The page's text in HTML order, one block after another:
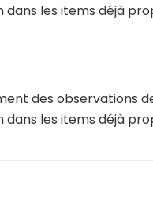
les items déjà
des observations
les items déjà